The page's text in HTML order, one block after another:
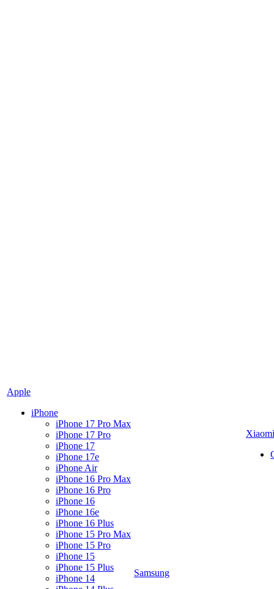
Apple
iPhone
iPhone 17 Pro Max
iPhone 17 Pro
iPhone 17
iPhone 17e
iPhone Air
iPhone 16 Pro Max
iPhone 16 Pro
iPhone 16
iPhone 16e
iPhone 16 Plus
iPhone 15 Pro Max
iPhone 15 Pro
iPhone 15
iPhone 15 Plus
iPhone 14
Samsung
Xiaomi